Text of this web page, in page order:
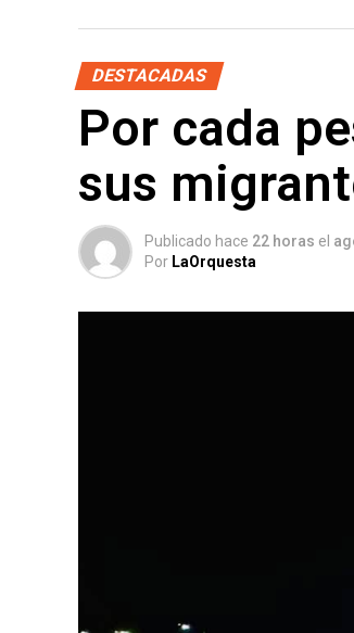
DESTACADAS
Por cada
sus
Publicado hace 22 horas el
Por LaOrquesta